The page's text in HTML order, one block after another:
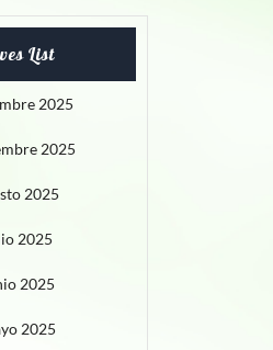
List
2025
2025
2025
2025
2025
2025